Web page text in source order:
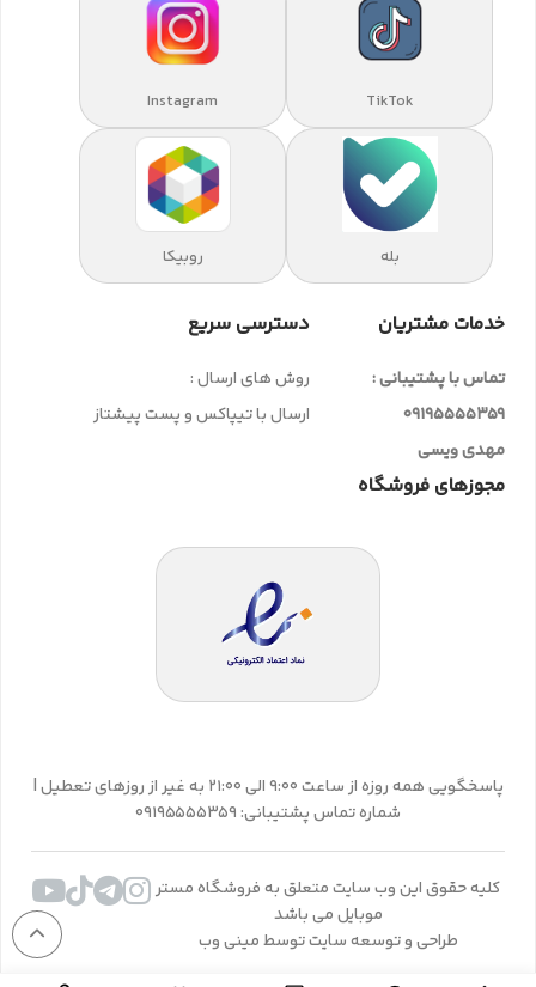
TikTok
Instagram
بله روبیکا
خدمات مشتریان
تماس با پشتیبانی :
09195555359
مهدی ویسی
دسترسی سریع
روش های ارسال :
ارسال با تیپاکس و پست پیشتاز
مجوزهای فروشگاه
پاسخگویی همه روزه از ساعت 9:00 الی 21:00 به غیر از روزهای تعطیل |
شماره تماس پشتیبانی: 09195555359
کلیه حقوق این وب سایت متعلق به فروشگاه مستر
موبایل می باشد
طراحی و توسعه سایت توسط مینی وب